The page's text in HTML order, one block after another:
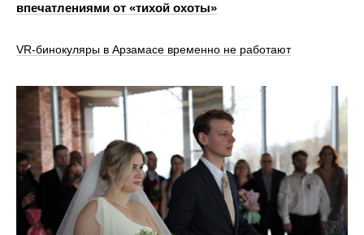
впечатлениями от «тихой охоты»
VR‑бинокуляры в Арзамасе временно не работают